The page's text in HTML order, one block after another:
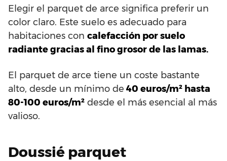
Elegir el parquet de arce significa preferir un
color claro. Este suelo es adecuado para
habitaciones con calefacción por suelo
radiante gracias al fino grosor de las lamas.
El parquet de arce tiene un coste bastante
alto, desde un mínimo de 40 euros/m² hasta
80-100 euros/m² desde el más esencial al más
valioso.
Doussié parquet